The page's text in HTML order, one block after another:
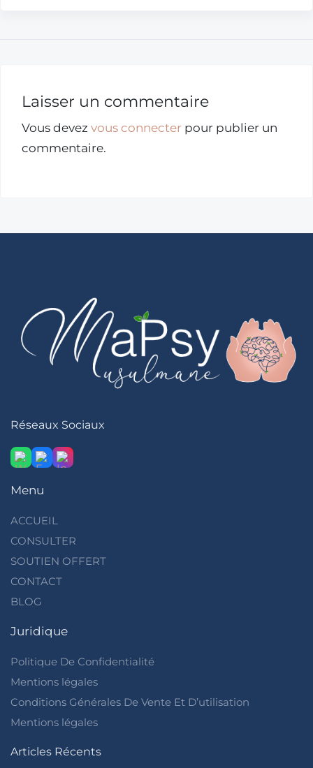
Laisser un commentaire
Vous devez vous connecter pour publier un
commentaire.
Réseaux Sociaux
Menu
ACCUEIL
CONSULTER
SOUTIEN OFFERT
CONTACT
BLOG
Juridique
Politique De Confidentialité
Mentions légales
Conditions Générales De Vente Et D’utilisation
Mentions légales
Articles Récents